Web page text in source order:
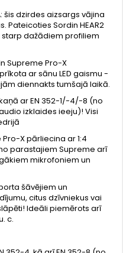
: šis dzirdes aizsargs vājina
Pateicoties Sordin HEAR2
dažādiem profiliem
Supreme Pro-X
ar sānu LED gaismu -
diennakts tumšajā laikā.
ar EN 352-1/-4/-8 (no
izklaides ieeju)! Visi
X pārliecina ar 1:4
parastajiem Supreme arī
mikrofoniem un
šāvējiem un
citus dzīvniekus vai
Ideāli piemērots arī
c.